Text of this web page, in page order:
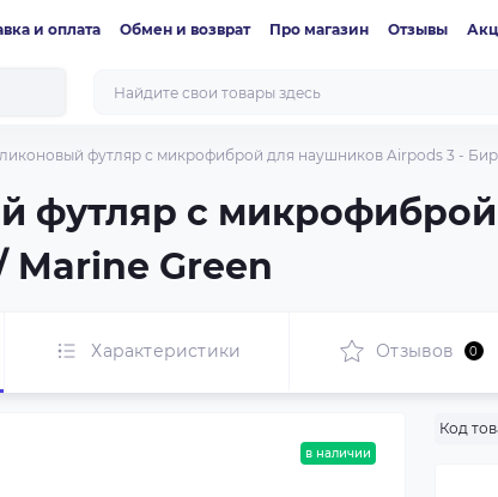
и оплата Обмен и возврат Про магазин Отзывы
футляр с микрофиброй для наушников Airpods 3 -
футляр с
Green
Характеристики Отзывов 0
в наличии
Код